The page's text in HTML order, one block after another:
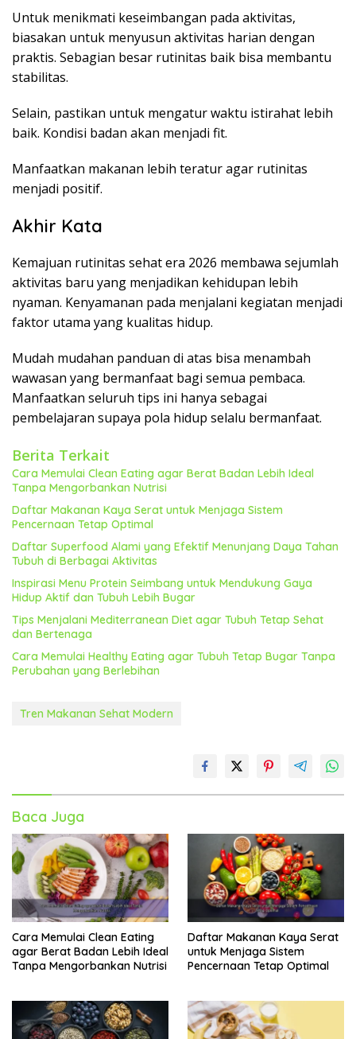
Untuk menikmati keseimbangan pada aktivitas,
biasakan untuk menyusun aktivitas harian dengan
praktis. Sebagian besar rutinitas baik bisa membantu
stabilitas.
Selain, pastikan untuk mengatur waktu istirahat lebih
baik. Kondisi badan akan menjadi fit.
Manfaatkan makanan lebih teratur agar rutinitas
menjadi positif.
Akhir Kata
Kemajuan rutinitas sehat era 2026 membawa sejumlah
aktivitas baru yang menjadikan kehidupan lebih
nyaman. Kenyamanan pada menjalani kegiatan menjadi
faktor utama yang kualitas hidup.
Mudah mudahan panduan di atas bisa menambah
wawasan yang bermanfaat bagi semua pembaca.
Manfaatkan seluruh tips ini hanya sebagai
pembelajaran supaya pola hidup selalu bermanfaat.
Berita Terkait
Cara Memulai Clean Eating agar Berat Badan Lebih Ideal
Tanpa Mengorbankan Nutrisi
Daftar Makanan Kaya Serat untuk Menjaga Sistem
Pencernaan Tetap Optimal
Daftar Superfood Alami yang Efektif Menunjang Daya Tahan
Tubuh di Berbagai Aktivitas
Inspirasi Menu Protein Seimbang untuk Mendukung Gaya
Hidup Aktif dan Tubuh Lebih Bugar
Tips Menjalani Mediterranean Diet agar Tubuh Tetap Sehat
dan Bertenaga
Cara Memulai Healthy Eating agar Tubuh Tetap Bugar Tanpa
Perubahan yang Berlebihan
Tren Makanan Sehat Modern
Baca Juga
Cara Memulai Clean Eating
agar Berat Badan Lebih Ideal
Tanpa Mengorbankan Nutrisi
Daftar Makanan Kaya Serat
untuk Menjaga Sistem
Pencernaan Tetap Optimal